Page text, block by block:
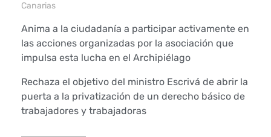
Canarias
Anima a la ciudadanía a participar activamente en
las acciones organizadas por la asociación que
impulsa esta lucha en el Archipiélago
Rechaza el objetivo del ministro Escrivá de abrir la
puerta a la privatización de un derecho básico de
trabajadores y trabajadoras